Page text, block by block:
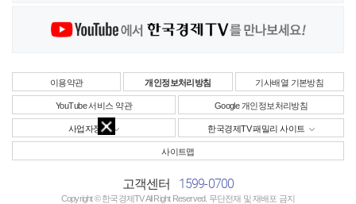
이용약관 개인정보처리방침 기사배열 기본방침
YouTube 서비스 약관 Google 개인정보처리방침
사업자정보 한국경제TV 패밀리 사이트
사이트맵
고객센터 1599-0700
Copyright © 한국경제TV All Right Reserved. 무단전재 및 재배포 금지